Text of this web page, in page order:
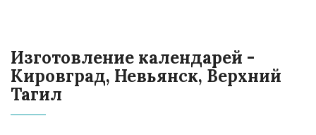
e
n
a
Изготовление календарей -
Кировград, Невьянск, Верхний
Тагил